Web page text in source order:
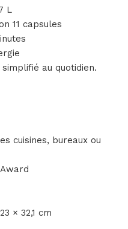
L
11 capsules
au quotidien.
cuisines, bureaux ou
× 32,1 cm